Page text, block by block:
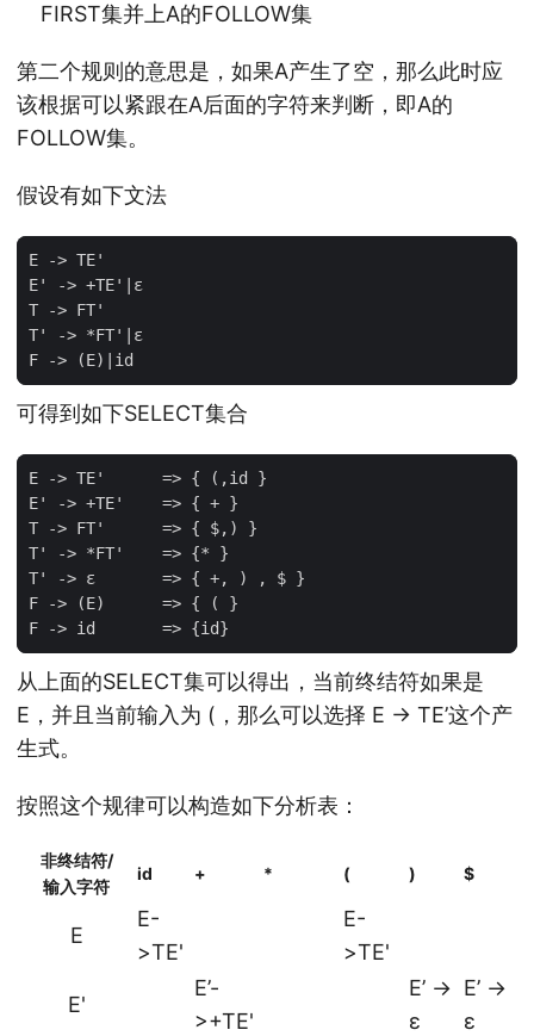
FIRST集并上A的FOLLOW集
第二个规则的意思是，如果A产生了空，那么此时应
该根据可以紧跟在A后面的字符来判断，即A的
FOLLOW集。
假设有如下文法
可得到如下SELECT集合
从上面的SELECT集可以得出，当前终结符如果是
E，并且当前输入为 (，那么可以选择 E → TE’这个产
生式。
按照这个规律可以构造如下分析表：
非终结符/
输入字符
id + * ( ) $
E
E-
>TE'
E-
>TE'
E'
E’-
>+TE'
E’ ->
ε
E’ ->
ε